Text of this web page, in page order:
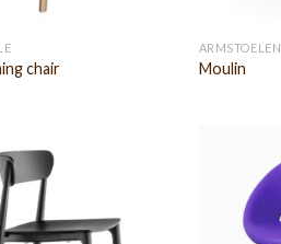
chair
ARMSTOELEN
Moulin